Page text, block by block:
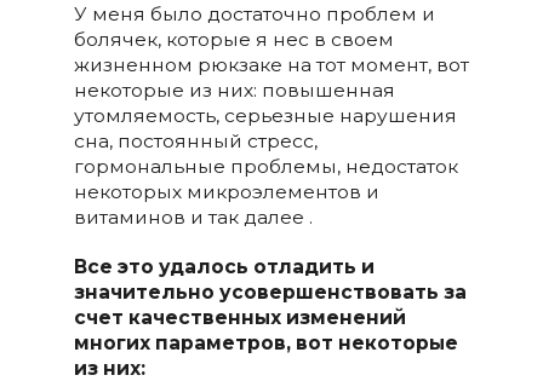
У меня было достаточно проблем и
болячек, которые я нес в своем
жизненном рюкзаке на тот момент, вот
некоторые из них: повышенная
утомляемость, серьезные нарушения
сна, постоянный стресс,
гормональные проблемы, недостаток
некоторых микроэлементов и
витаминов и так далее .
Все это удалось отладить и
значительно усовершенствовать за
счет качественных изменений
многих параметров, вот некоторые
из них: